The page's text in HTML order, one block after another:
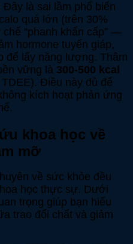
Đây là sai lầm phổ biến
quá lớn (trên 30%
“phanh khẩn cấp” —
hormone tuyến giáp,
để lấy năng lượng. Thâm
vững là 300-500 kcal
Điều này đủ để
kích hoạt phản ứng
khoa học về
mỡ
về sức khỏe đều
học thực sự. Dưới
trọng giúp bạn hiểu
trao đổi chất và giảm